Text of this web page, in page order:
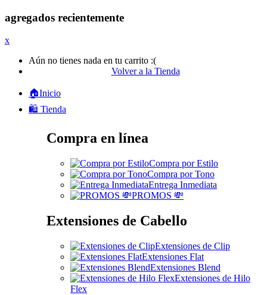
agregados recientemente
x
Aún no tienes nada en tu carrito :(
Volver a la Tienda
🏠Inicio
🛍️ Tienda
Compra en línea
Compra por Estilo
Compra por Tono
Entrega Inmediata
PROMOS 💸
Extensiones de Cabello
Extensiones de Clip
Extensiones Flat
Extensiones Blend
Extensiones de Hilo
Flex